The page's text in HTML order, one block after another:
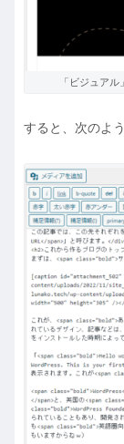
「ビジュア
すると、次のよ